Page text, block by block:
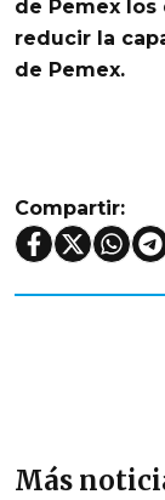
de Pemex los
reducir la
de Pemex.
Compartir:
Más